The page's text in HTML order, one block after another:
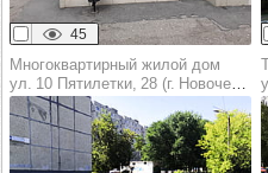
45
Многоквартирный жилой дом
ул. 10 Пятилетки, 28 (г. Новочебоксарск)